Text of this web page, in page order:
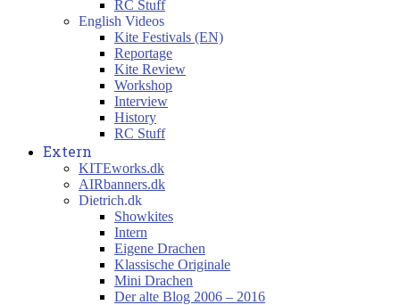
RC Stuff
English Videos
Kite Festivals (EN)
Reportage
Kite Review
Workshop
Interview
History
RC Stuff
Extern
KITEworks.dk
AIRbanners.dk
Dietrich.dk
Showkites
Intern
Eigene Drachen
Klassische Originale
Mini Drachen
Der alte Blog 2006 – 2016